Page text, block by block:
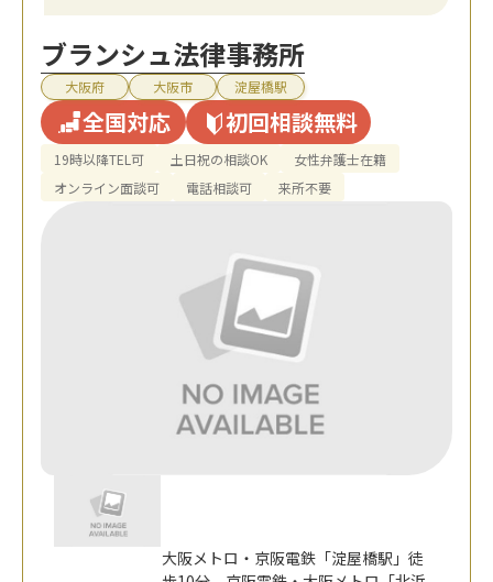
ブランシュ法律事務所
大阪府 大阪市 淀屋橋駅
全国対応 初回相談無料
19時以降TEL可 土日祝の相談OK
女性弁護士在籍
オンライン面談可
電話相談可 来所不要
大阪メトロ・京阪電鉄「淀屋橋駅」徒